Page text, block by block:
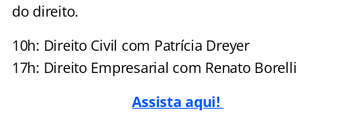
do direito.
10h: Direito Civil com Patrícia Dreyer
17h: Direito Empresarial com Renato Borelli
Assista aqui!